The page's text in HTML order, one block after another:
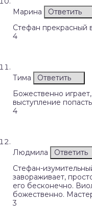
Марина
Ответить
Стефан прекрасный
4
Тима
Ответить
Божественно
выступление попасть
4
Людмила
Ответить
Стефан-
завораживает,
его бесконечно.
божественно.
3